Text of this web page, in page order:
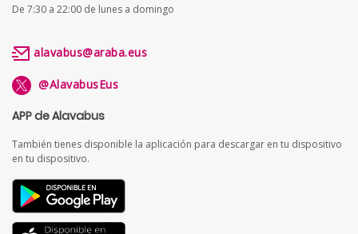
De 7:30 a 22:00 de lunes a domingo
alavabus@araba.eus
@AlavabusEus
APP de Alavabus
También tienes disponible la aplicación para descargar en tu dispositivo
en tu dispositivo.